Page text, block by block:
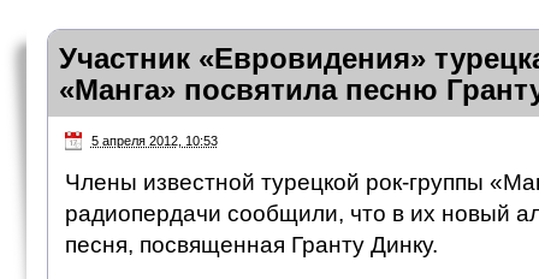
Участник «Евровидения»
«Манга» посвятила песню
5 апреля 2012, 10:53
Члены известной турецкой рок-группы
радиопердачи сообщили, что в их новый
песня, посвященная Гранту Динку.